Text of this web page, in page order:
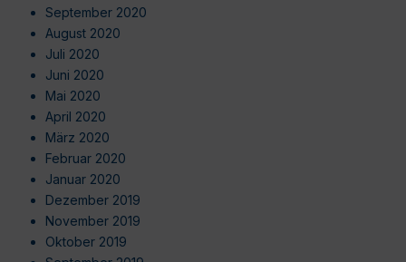
September 2020
August 2020
Juli 2020
Juni 2020
Mai 2020
April 2020
März 2020
Februar 2020
Januar 2020
Dezember 2019
November 2019
Oktober 2019